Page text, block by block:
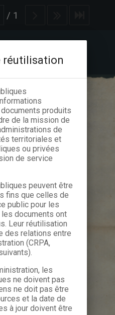
/ 1
réutilisation
produits
de la mission de
de
territoriales et
ou privées
de service
peuvent être
fins que celles de
public pour les
documents ont
Leur réutilisation
des relations entre
(CRPA,
les
ne doivent pas
ne doit pas être
et la date de
à jour doivent être